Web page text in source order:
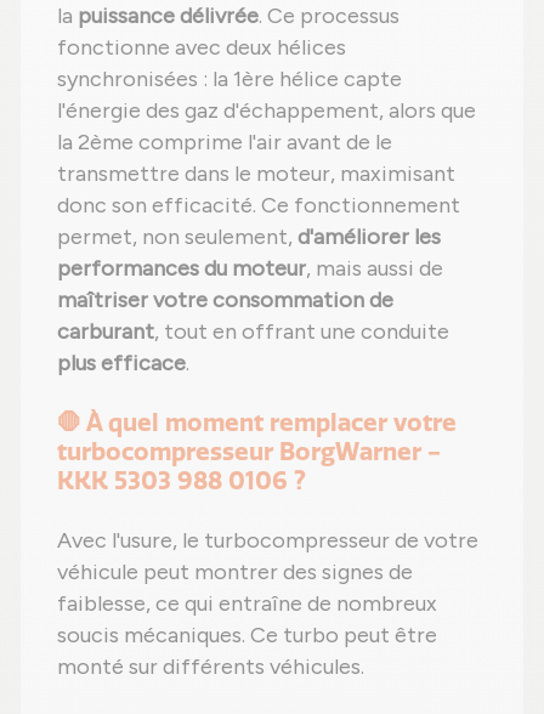
la puissance délivrée. Ce processus
fonctionne avec deux hélices
synchronisées : la 1ère hélice capte
l'énergie des gaz d'échappement, alors que
la 2ème comprime l'air avant de le
transmettre dans le moteur, maximisant
donc son efficacité. Ce fonctionnement
permet, non seulement, d'améliorer les
performances du moteur, mais aussi de
maîtriser votre consommation de
carburant, tout en offrant une conduite
plus efficace.
🛑 À quel moment remplacer votre
turbocompresseur BorgWarner -
KKK 5303 988 0106 ?
Avec l'usure, le turbocompresseur de votre
véhicule peut montrer des signes de
faiblesse, ce qui entraîne de nombreux
soucis mécaniques. Ce turbo peut être
monté sur différents véhicules.